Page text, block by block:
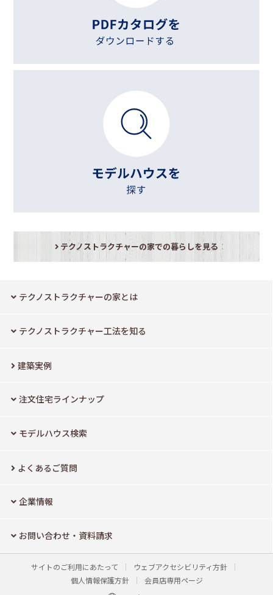
テクノストラクチャーの家での暮らしを見る
テクノストラクチャーの家とは
テクノストラクチャー工法を知る
建築実例
注文住宅ラインナップ
モデルハウス検索
よくあるご質問
企業情報
お問い合わせ・資料請求
サイトのご利用にあたって
ウェブアクセシビリティ方針
個人情報保護方針
会員店専用ページ